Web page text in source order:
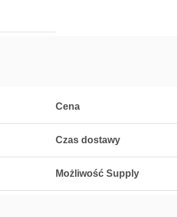
Cena
Czas dostawy
Możliwość Supply